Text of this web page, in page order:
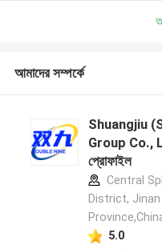
আমাদের সম্পর্কে
Shuangjiu
Group Co.,
প্রোফাইল
Central
District,
5.0